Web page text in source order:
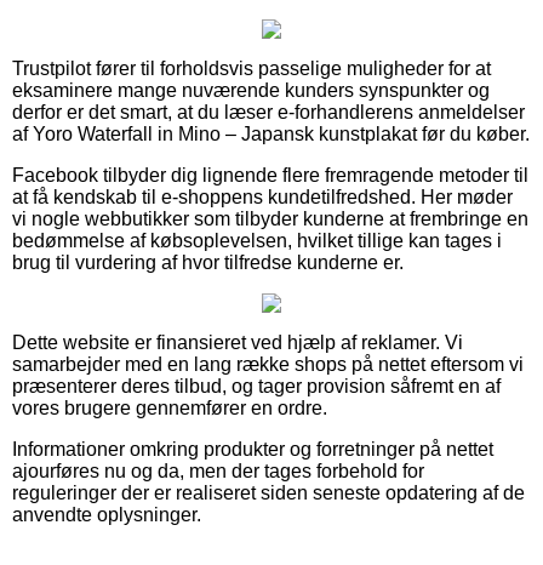
Trustpilot fører til forholdsvis passelige muligheder for at
eksaminere mange nuværende kunders synspunkter og
derfor er det smart, at du læser e-forhandlerens anmeldelser
af Yoro Waterfall in Mino – Japansk kunstplakat før du køber.
Facebook tilbyder dig lignende flere fremragende metoder til
at få kendskab til e-shoppens kundetilfredshed. Her møder
vi nogle webbutikker som tilbyder kunderne at frembringe en
bedømmelse af købsoplevelsen, hvilket tillige kan tages i
brug til vurdering af hvor tilfredse kunderne er.
Dette website er finansieret ved hjælp af reklamer. Vi
samarbejder med en lang række shops på nettet eftersom vi
præsenterer deres tilbud, og tager provision såfremt en af
vores brugere gennemfører en ordre.
Informationer omkring produkter og forretninger på nettet
ajourføres nu og da, men der tages forbehold for
reguleringer der er realiseret siden seneste opdatering af de
anvendte oplysninger.